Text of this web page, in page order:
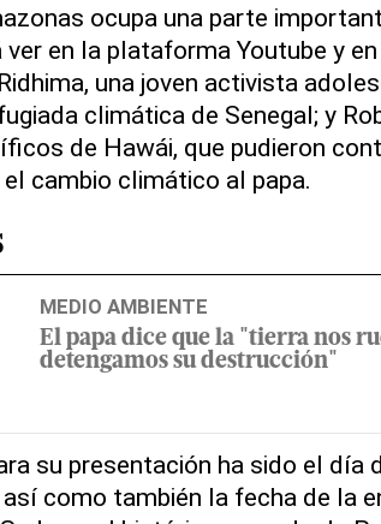
ocupa una parte
ver en la plataforma Youtube y
una joven activista
climática de Senegal; y
de Hawái, que pudieron
cambio climático al papa.
MEDIO AMBIENTE
El papa dice que la "tierra nos
detengamos su destrucción"
su presentación ha sido el día
como también la fecha de la